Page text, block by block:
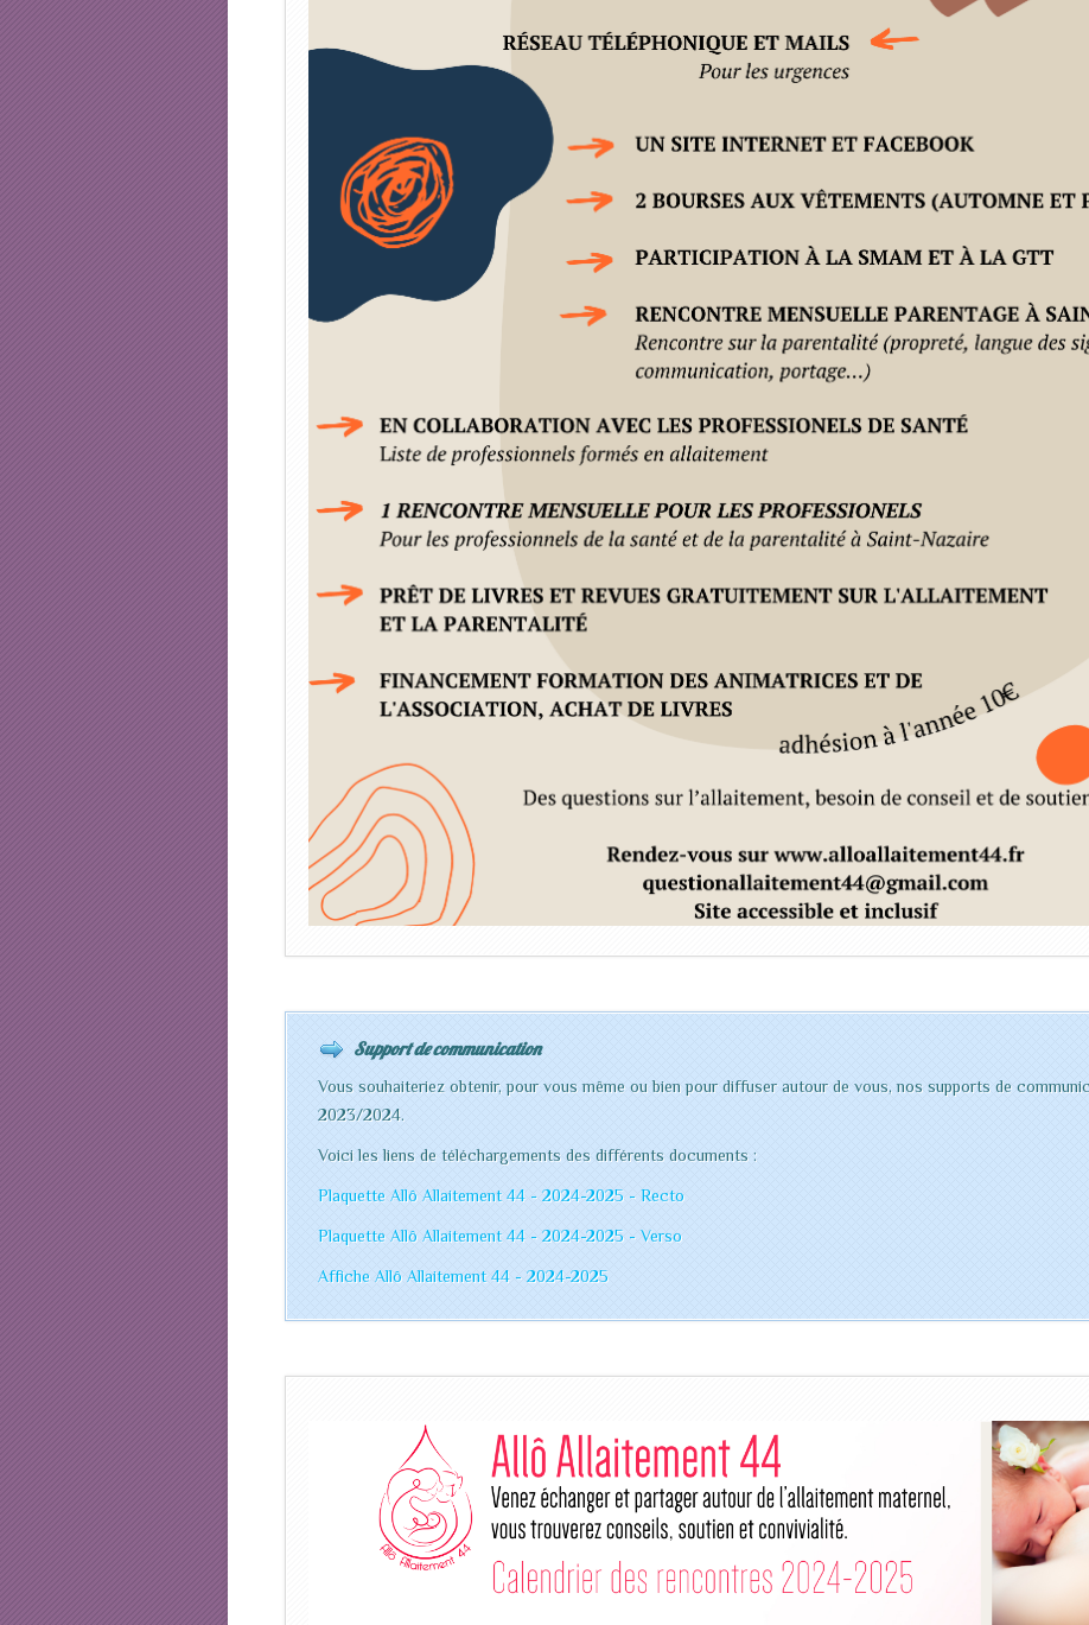
Support de communication
Vous souhaiteriez obtenir, pour vous même ou bien pour diffuser autour de vous, nos supports de
2023/2024.
Voici les liens de téléchargements des différents documents :
Plaquette Allô Allaitement 44 - 2024-2025 - Recto
Plaquette Allô Allaitement 44 - 2024-2025 - Verso
Affiche Allô Allaitement 44 - 2024-2025